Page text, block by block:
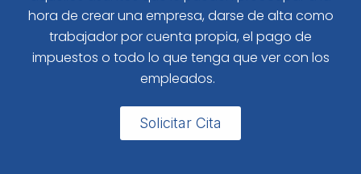
hora de crear una empresa, darse de alta como
trabajador por cuenta propia, el pago de
impuestos o todo lo que tenga que ver con los
empleados.
Solicitar Cita